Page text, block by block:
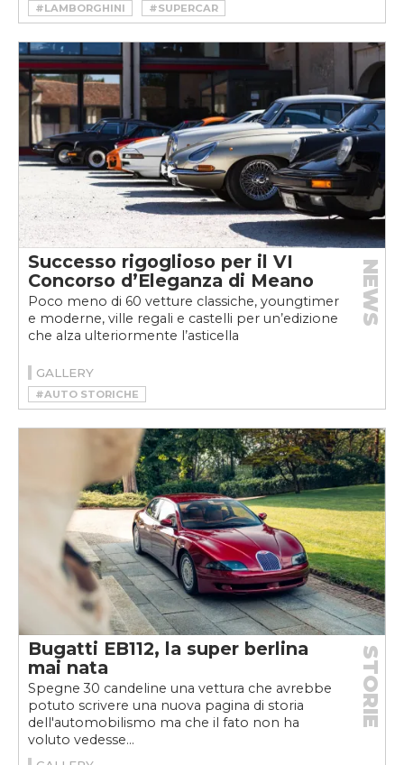
#LAMBORGHINI #SUPERCAR
Successo rigoglioso per il VI
Concorso d’Eleganza di Meano
Poco meno di 60 vetture classiche, youngtimer
e moderne, ville regali e castelli per un’edizione
che alza ulteriormente l’asticella
NEWS
GALLERY
#AUTO STORICHE
#CONCORSO D'ELEGANZA
#CONCORSO D'ELEGANZA DI MEANO
Bugatti EB112, la super berlina
mai nata
Spegne 30 candeline una vettura che avrebbe
potuto scrivere una nuova pagina di storia
dell'automobilismo ma che il fato non ha
voluto vedesse...
STORIE